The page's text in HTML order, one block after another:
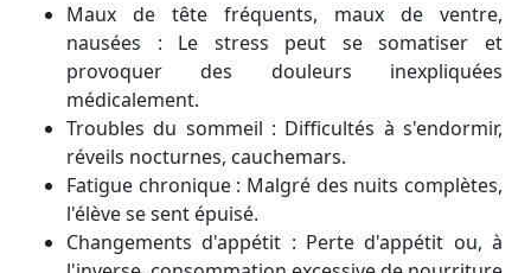
Maux de tête fréquents, maux de ventre,
nausées : Le stress peut se somatiser et
provoquer des douleurs inexpliquées
médicalement.
Troubles du sommeil : Difficultés à s'endormir,
réveils nocturnes, cauchemars.
Fatigue chronique : Malgré des nuits complètes,
l'élève se sent épuisé.
Changements d'appétit : Perte d'appétit ou, à